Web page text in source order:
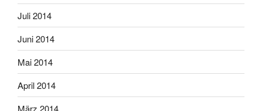
Juli 2014
Juni 2014
Mai 2014
April 2014
März 2014